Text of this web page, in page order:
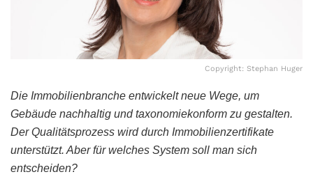
Copyright: Stephan Huger
Die Immobilienbranche entwickelt neue Wege, um
Gebäude nachhaltig und taxonomiekonform zu gestalten.
Der Qualitätsprozess wird durch Immobilienzertifikate
unterstützt. Aber für welches System soll man sich
entscheiden?